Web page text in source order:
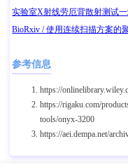
实验室X射线劳厄背散射测试
BioRxiv / 使用连续扫描方案的
参考信息
https://
https://rigaku.com/
tools/onyx-3200
https://aei.dempa.net/